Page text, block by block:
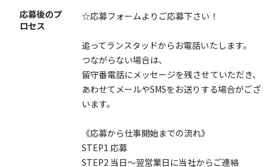
応募後のプ
ロセス
☆応募フォームよりご応募下さい！
追ってランスタッドからお電話いたします。
つながらない場合は、
留守番電話にメッセージを残させていただき、
あわせてメールやSMSをお送りする場合がござ
います。
《応募から仕事開始までの流れ》
STEP1 応募
STEP2 当日～翌営業日に当社からご連絡